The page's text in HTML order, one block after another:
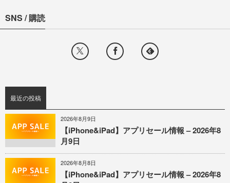
SNS / 購読
最近の投稿
2026年8月9日
【iPhone&iPad】アプリセール情報 – 2026年8
月9日
2026年8月8日
【iPhone&iPad】アプリセール情報 – 2026年8